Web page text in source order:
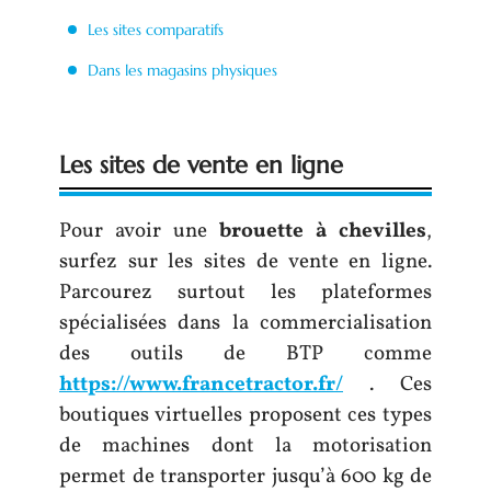
Les sites comparatifs
Dans les magasins physiques
Les sites de vente en ligne
Pour avoir une brouette à chevilles,
surfez sur les sites de vente en ligne.
Parcourez surtout les plateformes
spécialisées dans la commercialisation
des outils de BTP comme
https://www.francetractor.fr/ . Ces
boutiques virtuelles proposent ces types
de machines dont la motorisation
permet de transporter jusqu’à 600 kg de